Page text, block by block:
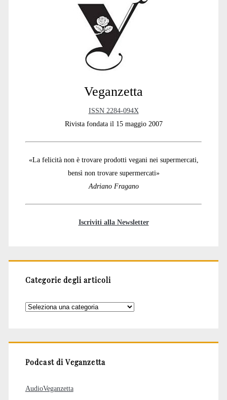
Veganzetta
ISSN 2284-094X
Rivista fondata il 15 maggio 2007
«La felicità non è trovare prodotti vegani nei supermercati,
bensì non trovare supermercati»
Adriano Fragano
Iscriviti alla Newsletter
Categorie degli articoli
Categorie
Podcast di Veganzetta
AudioVeganzetta